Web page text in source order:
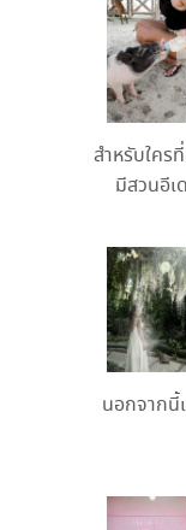
สำหรับใคร
มีสวนอีเ
นอกจากนี้